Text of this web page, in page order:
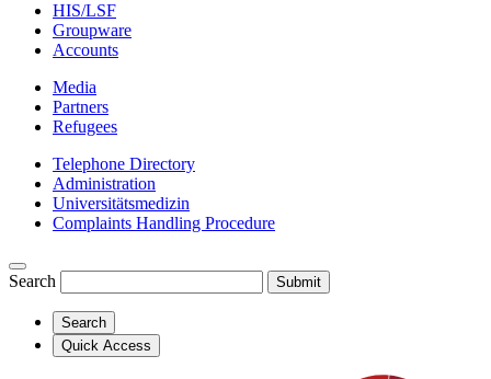
HIS/LSF
Groupware
Accounts
Media
Partners
Refugees
Telephone Directory
Administration
Universitätsmedizin
Complaints Handling Procedure
Search Submit
Search
Quick Access